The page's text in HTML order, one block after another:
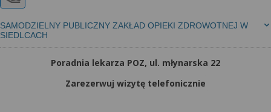
SAMODZIELNY PUBLICZNY ZAKŁAD OPIEKI ZDROWOTNEJ W
SIEDLCACH
Poradnia lekarza POZ, ul. młynarska 22
Zarezerwuj wizytę telefonicznie